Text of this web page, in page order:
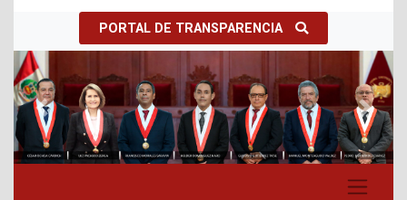
PORTAL DE TRANSPARENCIA
Previous Next